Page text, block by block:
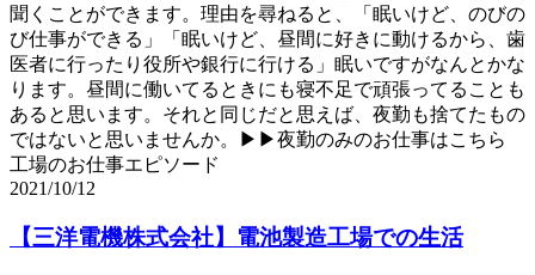
聞くことができます。理由を尋ねると、「眠いけど、のびの
び仕事ができる」「眠いけど、昼間に好きに動けるから、歯
医者に行ったり役所や銀行に行ける」眠いですがなんとかな
ります。昼間に働いてるときにも寝不足で頑張ってることも
あると思います。それと同じだと思えば、夜勤も捨てたもの
ではないと思いませんか。▶▶夜勤のみのお仕事はこちら
工場のお仕事エピソード
2021/10/12
【三洋電機株式会社】電池製造工場での生活